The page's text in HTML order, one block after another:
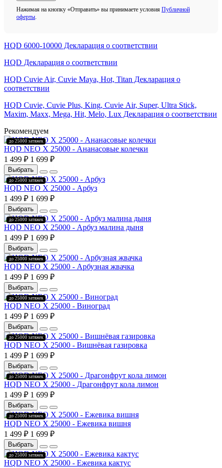
Нажимая на кнопку «Отправить» вы принимаете условия Публичной
оферты.
HQD 6000-10000 Декларация о соответствии
HQD Декларация о соответствии
HQD Cuvie Air, Cuvie Maya, Hot, Titan Декларация о
соответствии
HQD Cuvie, Cuvie Plus, King, Cuvie Аir, Super, Ultra Stick,
Maxim, Махх, Mega, Hit, Меlо, Lux Декларация о соответствии
Рекомендуем
до 25000 затяжек
HQD NEO X 25000 - Ананасовые колечки
1 499 ₽ 1 699 ₽
Выбрать
до 25000 затяжек
HQD NEO X 25000 - Арбуз
1 499 ₽ 1 699 ₽
Выбрать
до 25000 затяжек
HQD NEO X 25000 - Арбуз малина дыня
1 499 ₽ 1 699 ₽
Выбрать
до 25000 затяжек
HQD NEO X 25000 - Арбузная жвачка
1 499 ₽ 1 699 ₽
Выбрать
до 25000 затяжек
HQD NEO X 25000 - Виноград
1 499 ₽ 1 699 ₽
Выбрать
до 25000 затяжек
HQD NEO X 25000 - Вишнёвая газировка
1 499 ₽ 1 699 ₽
Выбрать
до 25000 затяжек
HQD NEO X 25000 - Драгонфрут кола лимон
1 499 ₽ 1 699 ₽
Выбрать
до 25000 затяжек
HQD NEO X 25000 - Ежевика вишня
1 499 ₽ 1 699 ₽
Выбрать
до 25000 затяжек
HQD NEO X 25000 - Ежевика кактус